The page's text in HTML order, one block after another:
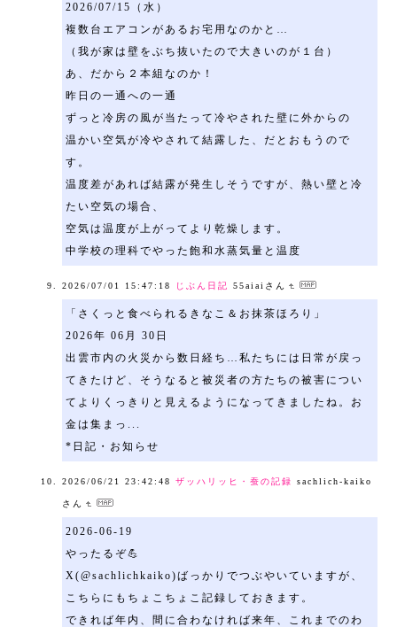
2026/07/15（水）
複数台エアコンがあるお宅用なのかと…
（我が家は壁をぶち抜いたので大きいのが１台）
あ、だから２本組なのか！
昨日の一通への一通
ずっと冷房の風が当たって冷やされた壁に外からの
温かい空気が冷やされて結露した、だとおもうので
す。
温度差があれば結露が発生しそうですが、熱い壁と冷
たい空気の場合、
空気は温度が上がってより乾燥します。
中学校の理科でやった飽和水蒸気量と温度
2026/07/01 15:47:18 じぶん日記 55aiaiさん
「さくっと食べられるきなこ＆お抹茶ほろり」
2026年 06月 30日
出雲市内の火災から数日経ち…私たちには日常が戻っ
てきたけど、そうなると被災者の方たちの被害につい
てよりくっきりと見えるようになってきましたね。お
金は集まっ...
*日記・お知らせ
2026/06/21 23:42:48 ザッハリッヒ・蚕の記録 sachlich-kaiko
さん
2026-06-19
やったるぞ💪
X(@sachlichkaiko)ばっかりでつぶやいていますが、
こちらにもちょこちょこ記録しておきます。
できれば年内、間に合わなければ来年、これまでのわ